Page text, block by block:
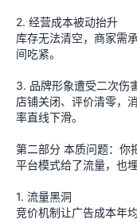
2. 经营成本被动抬升
库存无法清空，商家需
间吃紧。
3. 品牌形象遭受二次伤
店铺关闭、评价清零，
率直线下滑。
第二部分 本质问题：你
平台模式给了流量，也
1. 流量黑洞
竞价机制让广告成本年